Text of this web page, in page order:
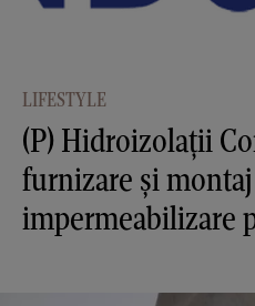
LIFESTYLE
(P) Hidroizolații
furnizare și
impermeabilizare